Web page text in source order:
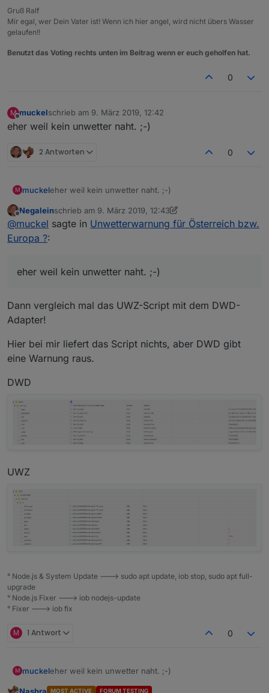
Gruß Ralf
Mir egal, wer Dein Vater ist! Wenn ich hier angel, wird nicht übers Wasser
gelaufen!!
Benutzt das Voting rechts unten im Beitrag wenn er euch geholfen hat.
0
M muckelschrieb am 9. März 2019, 12:42
zuletzt editiert von
eher weil kein unwetter naht. ;-)
2 Antworten 0
M muckeleher weil kein unwetter naht. ;-)
Offline
Negaleinschrieb am 9. März 2019, 12:43
zuletzt editiert von Negalein3. Sept. 2019, 13:45
@muckel sagte in Unwetterwarnung für Österreich bzw.
Europa ?:
eher weil kein unwetter naht. ;-)
Dann vergleich mal das UWZ-Script mit dem DWD-
Adapter!
Hier bei mir liefert das Script nichts, aber DWD gibt
eine Warnung raus.
DWD
UWZ
° Node.js & System Update ---> sudo apt update, iob stop, sudo apt full-
upgrade
° Node.js Fixer ---> iob nodejs-update
° Fixer ---> iob fix
M 1 Antwort 0
M muckeleher weil kein unwetter naht. ;-)
Nashra MOST ACTIVE FORUM TESTING